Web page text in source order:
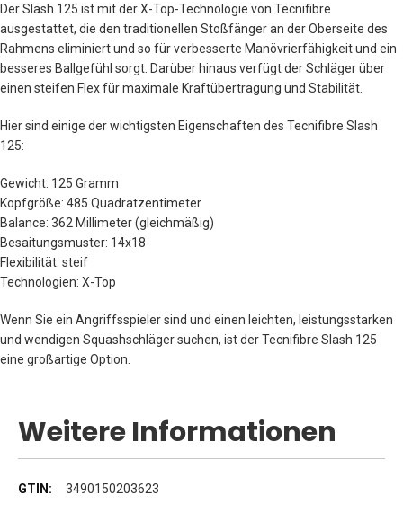
Der Slash 125 ist mit der X-Top-Technologie von Tecnifibre
ausgestattet, die den traditionellen Stoßfänger an der Oberseite des
Rahmens eliminiert und so für verbesserte Manövrierfähigkeit und ein
besseres Ballgefühl sorgt. Darüber hinaus verfügt der Schläger über
einen steifen Flex für maximale Kraftübertragung und Stabilität.
Hier sind einige der wichtigsten Eigenschaften des Tecnifibre Slash
125:
Gewicht: 125 Gramm
Kopfgröße: 485 Quadratzentimeter
Balance: 362 Millimeter (gleichmäßig)
Besaitungsmuster: 14x18
Flexibilität: steif
Technologien: X-Top
Wenn Sie ein Angriffsspieler sind und einen leichten, leistungsstarken
und wendigen Squashschläger suchen, ist der Tecnifibre Slash 125
eine großartige Option.
Weitere Informationen
Weitere
3490150203623